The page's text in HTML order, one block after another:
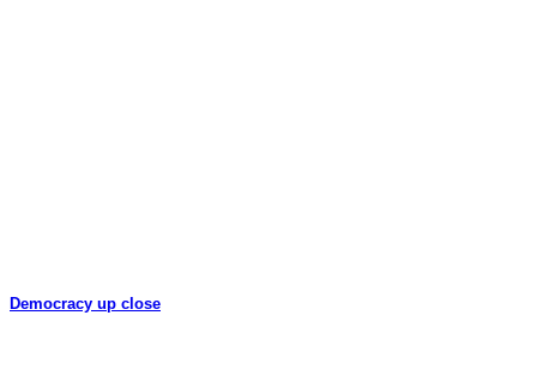
Democracy up close